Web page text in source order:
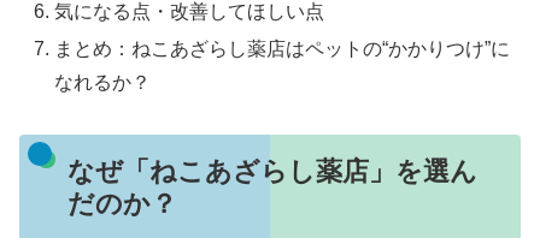
気になる点・改善してほしい点
まとめ：ねこあざらし薬店はペットの“かかりつけ”に
なれるか？
なぜ「ねこあざらし薬店」を選ん
だのか？